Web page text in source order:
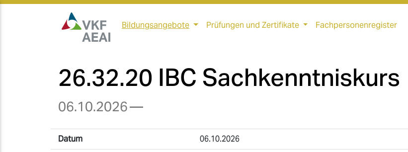
Bildungsangebote Prüfungen und Zertifikate Fachpersonenregister
26.32.20 IBC Sachkenntniskurs
06.10.2026—
Datum
06.10.2026